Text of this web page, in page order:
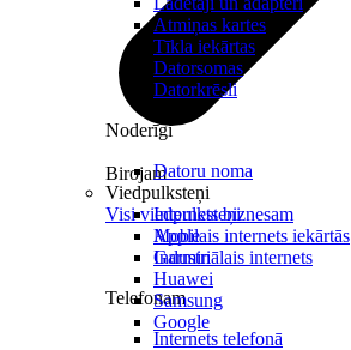
Birojam
Internets biznesam
Mobilais internets iekārtās
Industriālais internets
Telefonam
Internets telefonā
Atmiņas kartes
Tīkla iekārtas
Datorsomas
Datorkrēsli
Noderīgi
Datoru noma
Viedpulksteņi
Visi viedpulksteņi
Apple
Garmin
Huawei
Samsung
Google